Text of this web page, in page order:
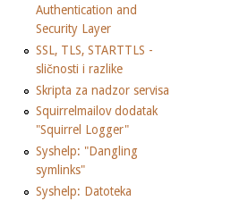
Authentication and
Security Layer
SSL, TLS, STARTTLS -
sličnosti i razlike
Skripta za nadzor servisa
Squirrelmailov dodatak
"Squirrel Logger"
Syshelp: "Dangling
symlinks"
Syshelp: Datoteka